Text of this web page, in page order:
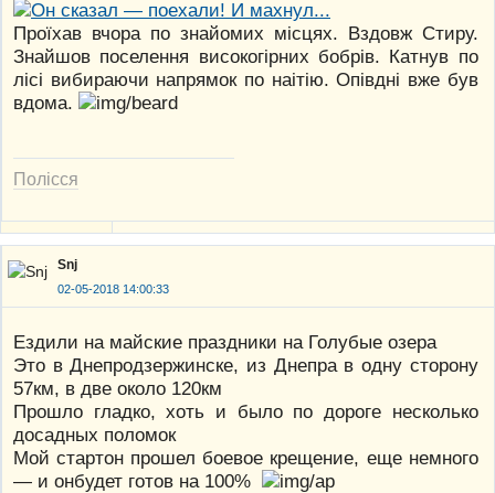
Проїхав вчора по знайомих місцях. Вздовж Стиру.
Знайшов поселення високогірних бобрів. Катнув по
лісі вибираючи напрямок по наітію. Опівдні вже був
вдома.
Полісся
Snj
02-05-2018 14:00:33
Ездили на майские праздники на Голубые озера
Это в Днепродзержинске, из Днепра в одну сторону
57км, в две около 120км
Прошло гладко, хоть и было по дороге несколько
досадных поломок
Мой стартон прошел боевое крещение, еще немного
— и онбудет готов на 100%